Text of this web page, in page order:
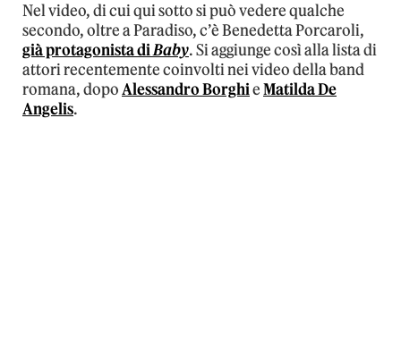
Nel video, di cui qui sotto si può vedere qualche
secondo, oltre a Paradiso, c’è Benedetta Porcaroli,
già protagonista diBaby. Si aggiunge così alla lista di
attori recentemente coinvolti nei video della band
romana, dopoAlessandro BorghieMatilda De
Angelis.